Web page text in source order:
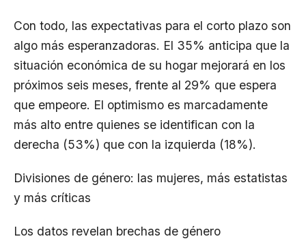
Con todo, las expectativas para el corto plazo son
algo más esperanzadoras. El 35% anticipa que la
situación económica de su hogar mejorará en los
próximos seis meses, frente al 29% que espera
que empeore. El optimismo es marcadamente
más alto entre quienes se identifican con la
derecha (53%) que con la izquierda (18%).
Divisiones de género: las mujeres, más estatistas
y más críticas
Los datos revelan brechas de género